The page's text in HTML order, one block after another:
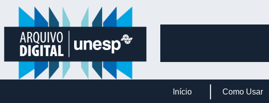
Skip to main content
Início Como Usar